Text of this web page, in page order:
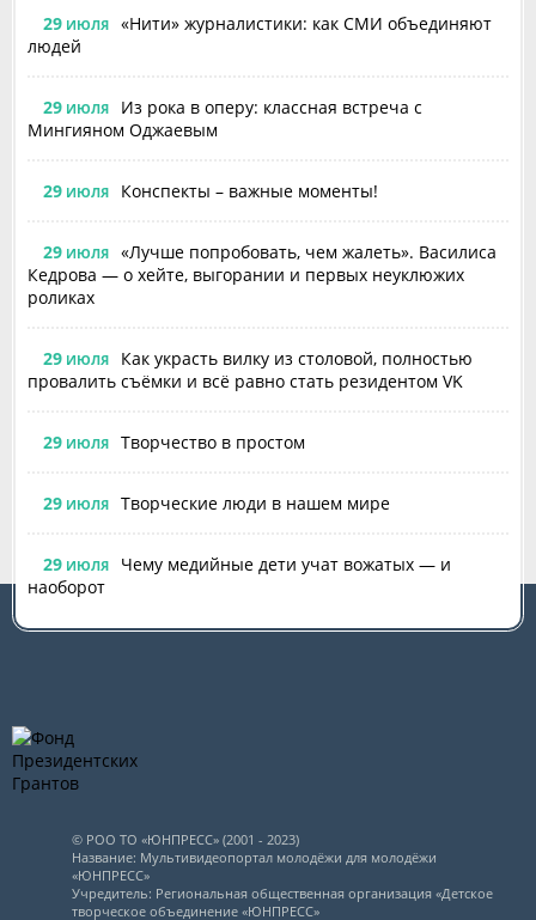
29 ИЮЛЯ
«Нити» журналистики: как СМИ объединяют
людей
29 ИЮЛЯ
Из рока в оперу: классная встреча с
Мингияном Оджаевым
29 ИЮЛЯ Конспекты – важные моменты!
29 ИЮЛЯ
«Лучше попробовать, чем жалеть». Василиса
Кедрова — о хейте, выгорании и первых неуклюжих
роликах
29 ИЮЛЯ
Как украсть вилку из столовой, полностью
провалить съёмки и всё равно стать резидентом VK
29 ИЮЛЯ Творчество в простом
29 ИЮЛЯ Творческие люди в нашем мире
29 ИЮЛЯ
Чему медийные дети учат вожатых — и
наоборот
© РОО ТО «ЮНПРЕСС» (2001 - 2023)
Название: Мультивидеопортал молодёжи для молодёжи
«ЮНПРЕСС»
Учредитель: Региональная общественная организация «Детское
творческое объединение «ЮНПРЕСС»